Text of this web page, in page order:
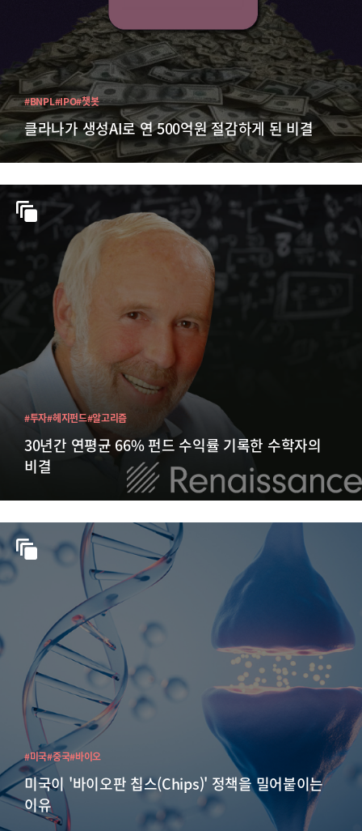
클라나가 생성AI로 연 500억원 절감하게 된 비결
#BNPL#IPO#챗봇
30년간 연평균 66% 펀드 수익률 기록한 수학자의
비결
#투자#헤지펀드#알고리즘
미국이 '바이오판 칩스(Chips)' 정책을 밀어붙이는
이유
#미국#중국#바이오